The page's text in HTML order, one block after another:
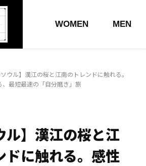
WOMEN MEN
ウル】漢江の桜と江南のトレンドに触れる。
最短最速の「自分磨き」旅
ル】漢江の桜と江
ドに触れる。感性